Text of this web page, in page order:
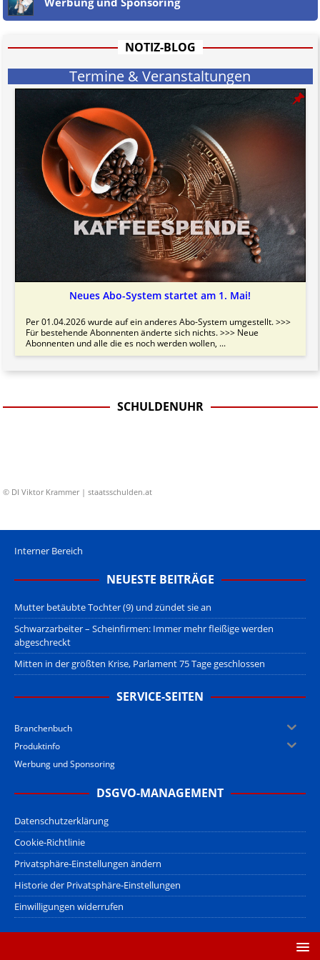
Jener Disclaimer soll sich nicht über gültiges Recht hinwegsetzen und
hat aufgrund der nicht Vertrags-gebundenen Wirksamkeit hpts.
Bitte beachten Sie in dem Zusammenhang auch unsereAGB.
NOTIZ-BLOG
Termine & Veranstaltungen
Neues Abo-System startet am 1. Mai!
Per 01.04.2026 wurde auf ein anderes Abo-System umgestellt. >>>
Für bestehende Abonnenten änderte sich nichts. >>> Neue
Abonnenten und alle die es noch werden wollen, ...
SCHULDENUHR
© DI Viktor Krammer | staatsschulden.at
Interner Bereich
NEUESTE BEITRÄGE
Mutter betäubte Tochter (9) und zündet sie an
Schwarzarbeiter – Scheinfirmen: Immer mehr fleißige werden
abgeschreckt
Mitten in der größten Krise, Parlament 75 Tage geschlossen
SERVICE-SEITEN
Branchenbuch
Produktinfo
Werbung und Sponsoring
DSGVO-MANAGEMENT
Datenschutzerklärung
Cookie-Richtlinie
Privatsphäre-Einstellungen ändern
Historie der Privatsphäre-Einstellungen
Einwilligungen widerrufen